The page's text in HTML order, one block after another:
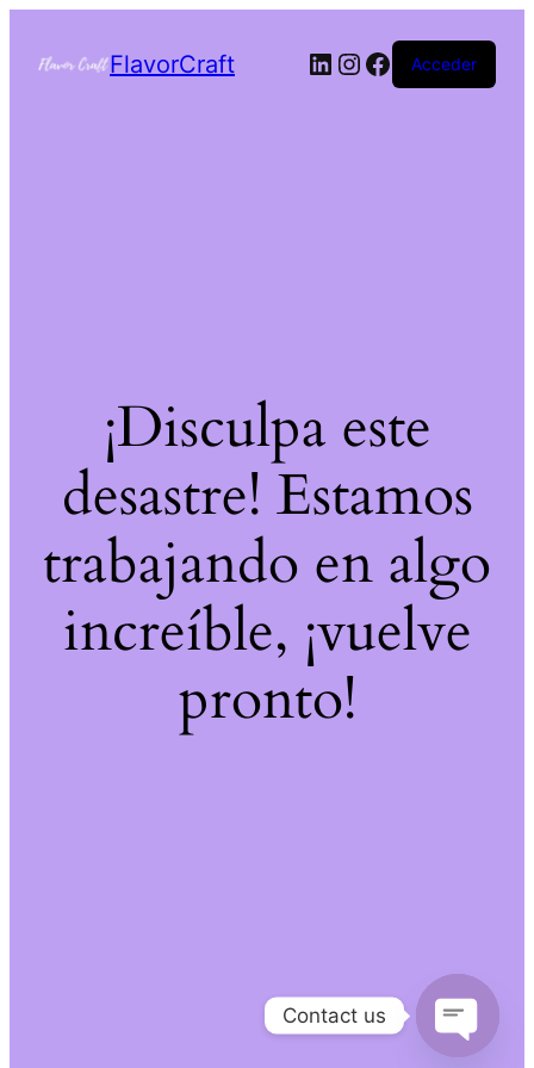
FlavorCraft Acceder
¡Disculpa este
desastre! Estamos
trabajando en algo
increíble, ¡vuelve
pronto!
Contact us